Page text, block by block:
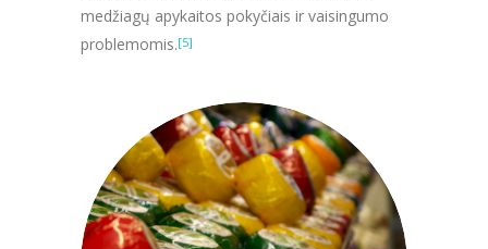
medžiagų apykaitos pokyčiais ir vaisingumo
problemomis.[5]